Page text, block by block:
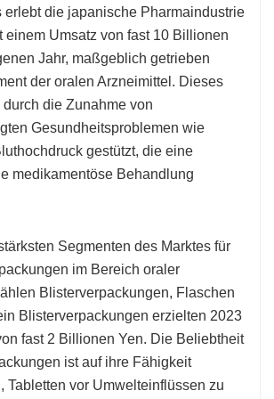
erlebt die japanische Pharmaindustrie
einem Umsatz von fast 10 Billionen
Jahr, maßgeblich getrieben
der oralen Arzneimittel. Dieses
die Zunahme von
Gesundheitsproblemen wie
gestützt, die eine
medikamentöse Behandlung
Segmenten des Marktes für
im Bereich oraler
Blisterverpackungen, Flaschen
Blisterverpackungen erzielten 2023
fast 2 Billionen Yen. Die Beliebtheit
ist auf ihre Fähigkeit
Tabletten vor Umwelteinflüssen zu